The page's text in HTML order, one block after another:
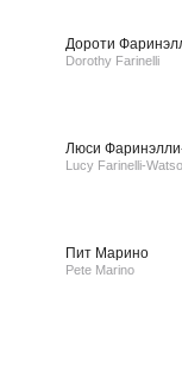
Дороти
Dorothy Farinelli
Люси
Lucy Farinelli-
Пит Марино
Pete Marino